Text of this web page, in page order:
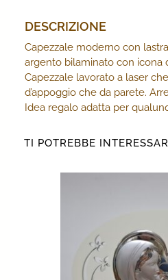
DESCRIZIONE
Capezzale moderno con
argento bilaminato con icona
Capezzale lavorato a laser
d’appoggio che da parete.
Idea regalo adatta per
TI POTREBBE